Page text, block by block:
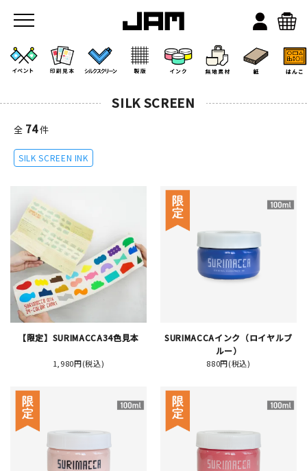
お店/ワークスペース
イベント
シルクスクリーン
無地素材
SILK SCREEN
全 74件
SILK SCREEN INK
【限定】SURIMACCA34色見本
1,980円(税込)
SURIMACCAインク（ロイヤルブ
ルー）
880円(税込)